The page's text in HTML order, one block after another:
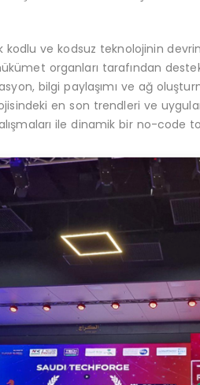
kodlu ve kodsuz teknolojinin
organları tarafından
bilgi paylaşımı ve ağ
en son trendleri ve
ile dinamik bir no-code